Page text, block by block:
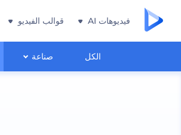
فيديوهات AI قوالب الفيديو
الكل صناعة